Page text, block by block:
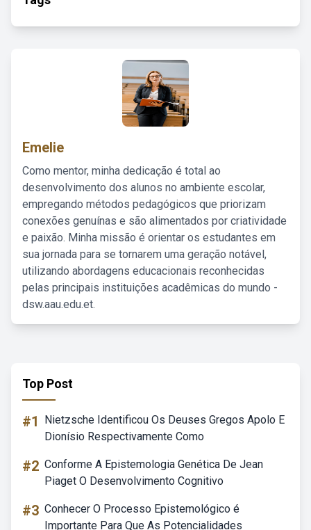
Emelie
Como mentor, minha dedicação é total ao
desenvolvimento dos alunos no ambiente escolar,
empregando métodos pedagógicos que priorizam
conexões genuínas e são alimentados por criatividade
e paixão. Minha missão é orientar os estudantes em
sua jornada para se tornarem uma geração notável,
utilizando abordagens educacionais reconhecidas
pelas principais instituições acadêmicas do mundo -
dsw.aau.edu.et.
Top Post
#1
Nietzsche Identificou Os Deuses Gregos Apolo E
Dionísio Respectivamente Como
#2 Conforme A Epistemologia Genética De Jean
Piaget O Desenvolvimento Cognitivo
#3 Conhecer O Processo Epistemológico é
Importante Para Que As Potencialidades